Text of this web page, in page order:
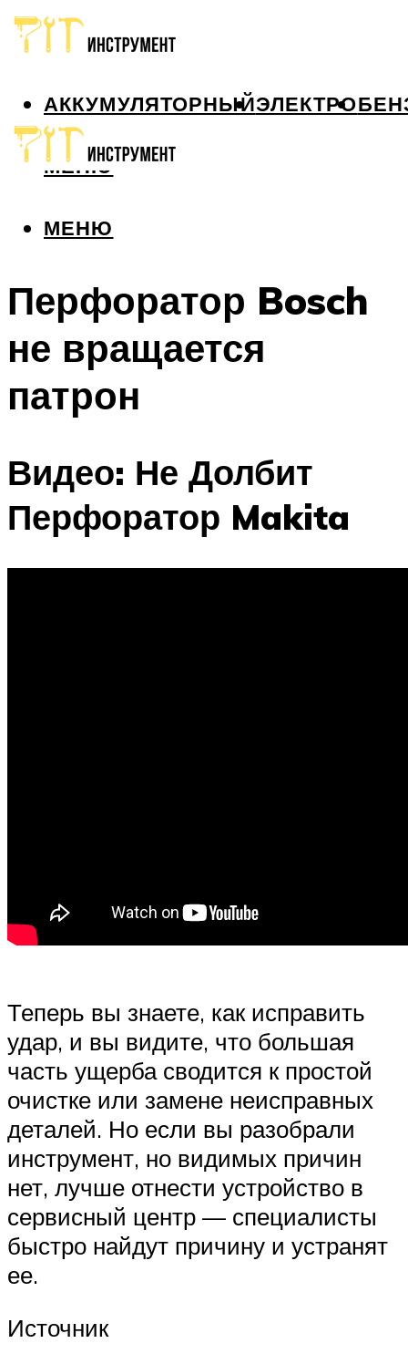
АККУМУЛЯТОРНЫЙЭЛЕКТРО
МЕНЮ
МЕНЮ
Перфоратор Bosch
не вращается
патрон
Видео: Не Долбит
Перфоратор Makita
Теперь вы знаете, как исправить
удар, и вы видите, что большая
часть ущерба сводится к простой
очистке или замене неисправных
деталей. Но если вы разобрали
инструмент, но видимых причин
нет, лучше отнести устройство в
сервисный центр — специалисты
быстро найдут причину и устранят
ее.
Источник